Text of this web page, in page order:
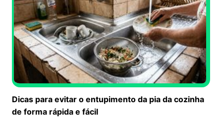
Dicas para evitar o entupimento da pia da cozinha
de forma rápida e fácil